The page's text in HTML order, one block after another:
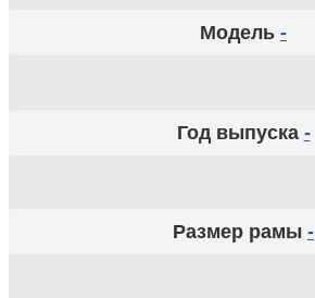
Модель -
Год выпуска -
Размер рамы -